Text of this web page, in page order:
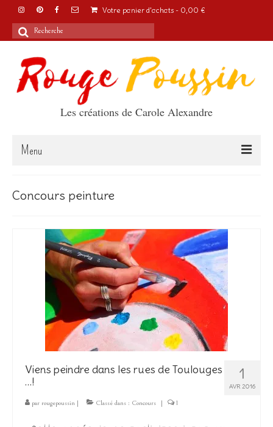
Votre panier d'achats - 0,00 €
Rechercher
Les créations de Carole Alexandre
Menu
A propos
Boutique
Les Créations
Mon compte
Concours peinture
1
AVR 2016
Viens peindre dans les rues de Toulouges
…!
par rougepoussin | Classé dans : Concours | 1